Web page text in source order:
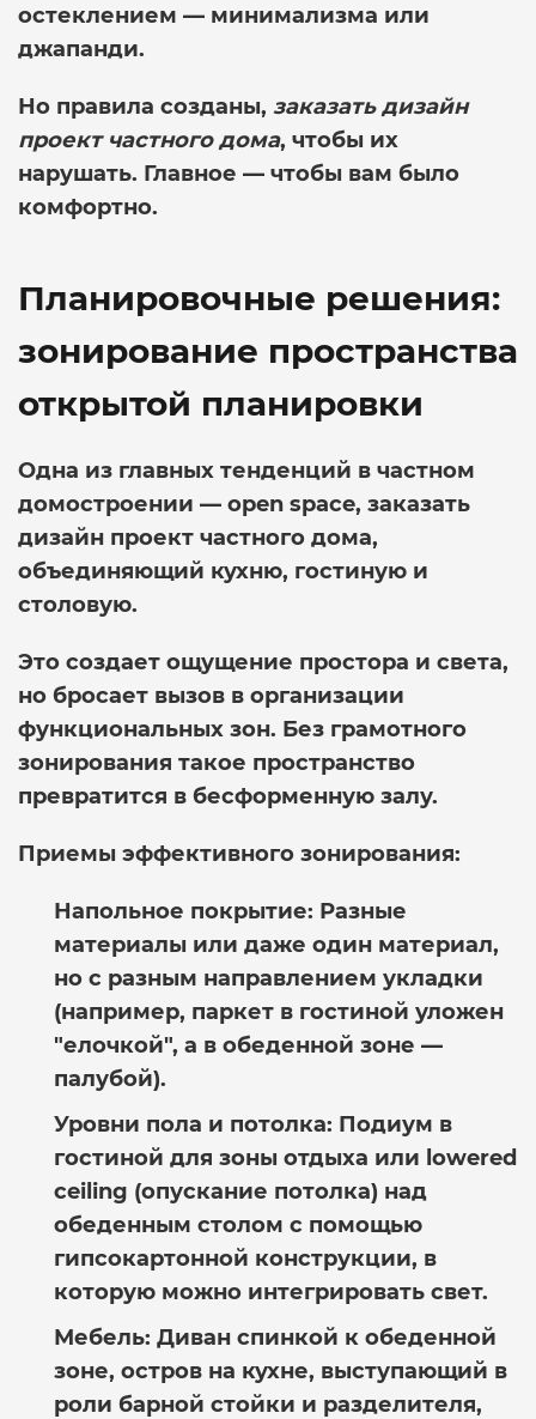
остеклением — минимализма или
джапанди.
Но правила созданы, заказать дизайн
проект частного дома, чтобы их
нарушать. Главное — чтобы вам было
комфортно.
Планировочные решения:
зонирование пространства
открытой планировки
Одна из главных тенденций в частном
домостроении — open space, заказать
дизайн проект частного дома,
объединяющий кухню, гостиную и
столовую.
Это создает ощущение простора и света,
но бросает вызов в организации
функциональных зон. Без грамотного
зонирования такое пространство
превратится в бесформенную залу.
Приемы эффективного зонирования:
Напольное покрытие: Разные
материалы или даже один материал,
но с разным направлением укладки
(например, паркет в гостиной уложен
"елочкой", а в обеденной зоне —
палубой).
Уровни пола и потолка: Подиум в
гостиной для зоны отдыха или lowered
ceiling (опускание потолка) над
обеденным столом с помощью
гипсокартонной конструкции, в
которую можно интегрировать свет.
Мебель: Диван спинкой к обеденной
зоне, остров на кухне, выступающий в
роли барной стойки и разделителя,